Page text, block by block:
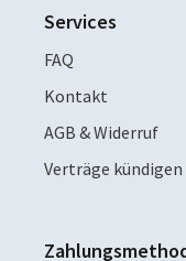
Services
FAQ
Kontakt
AGB & Widerruf
Verträge kündigen